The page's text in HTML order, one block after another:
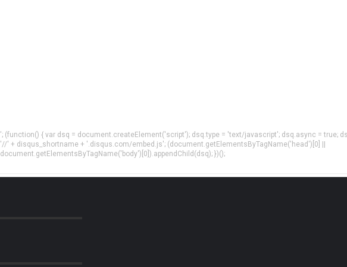
'; (function() { var dsq = document.createElement('script'); dsq.type = 'text/javascript'; dsq.async = true;
'//' + disqus_shortname + '.disqus.com/embed.js'; (document.getElementsByTagName('head')[0] ||
document.getElementsByTagName('body')[0]).appendChild(dsq); })();